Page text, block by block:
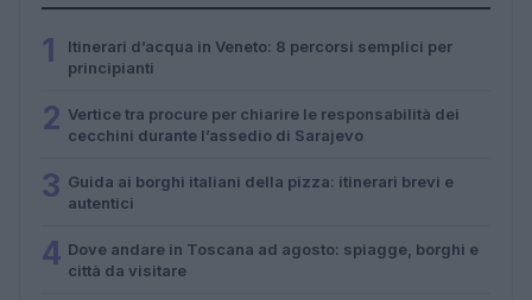
1
Itinerari d’acqua in Veneto: 8 percorsi semplici per
principianti
2 Vertice tra procure per chiarire le responsabilità dei
cecchini durante l’assedio di Sarajevo
3 Guida ai borghi italiani della pizza: itinerari brevi e
autentici
4 Dove andare in Toscana ad agosto: spiagge, borghi e
città da visitare